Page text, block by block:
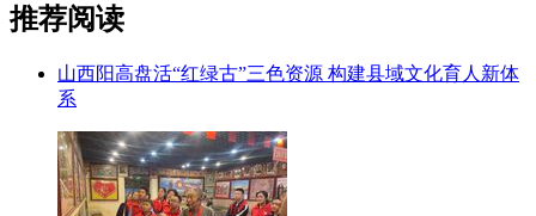
推荐阅读
山西阳高盘活“红绿古”三色资源 构建县域文化育人新体
系